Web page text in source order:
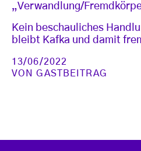
„Verwandlung/
Kein beschauliches
bleibt Kafka und damit
13/06/2022
VONGASTBEITRAG